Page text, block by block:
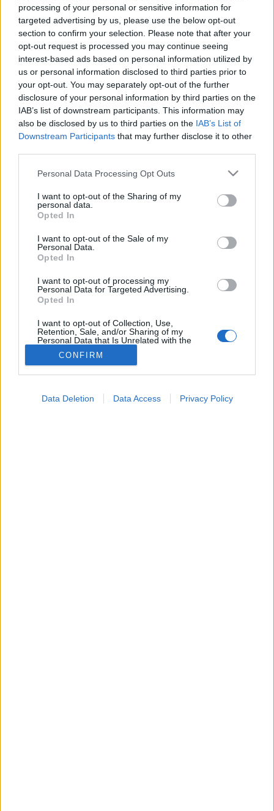
processing of your personal or sensitive information for
targeted advertising by us, please use the below opt-out
section to confirm your selection. Please note that after your
opt-out request is processed you may continue seeing
interest-based ads based on personal information utilized by
us or personal information disclosed to third parties prior to
your opt-out. You may separately opt-out of the further
disclosure of your personal information by third parties on the
IAB’s list of downstream participants. This information may
also be disclosed by us to third parties on the IAB’s List of
Downstream Participants that may further disclose it to other
Please note that this website/app uses one or more Google
not limited to your visit or usage behaviour. You may click to
grant or deny consent to Google and its third-party tags to
use your data for below specified purposes in below Google
consent section.
Personal Data Processing Opt Outs
I want to opt-out of the Sharing of my
personal data.
Opted In
I want to opt-out of the Sale of my
Personal Data.
Opted In
I want to opt-out of processing my
Personal Data for Targeted Advertising.
Opted In
I want to opt-out of Collection, Use,
Retention, Sale, and/or Sharing of my
Personal Data that Is Unrelated with the
Purposes for which it was collected.
Opted Out
CONFIRM
Data Deletion Data Access Privacy Policy
Szépségápolás
Megosztás
Küldés Küldés Messengeren